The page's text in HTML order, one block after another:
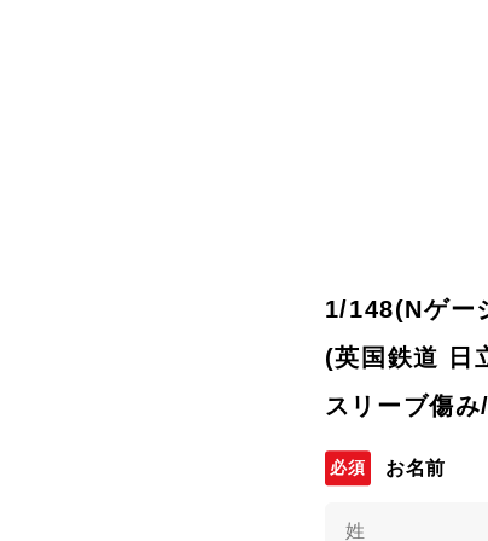
1/148(Nゲ
(英国鉄道 日
スリーブ傷
お名前